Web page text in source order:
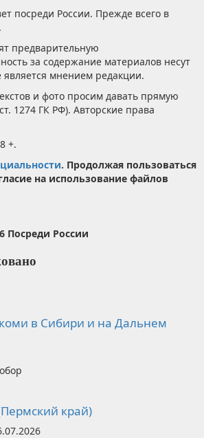
посреди России. Прежде всего в
предварительную
за содержание материалов несут
мнением редакции.
и фото просим давать прямую
1274 ГК РФ). Авторские права
+.
. Продолжая пользоваться
на использование файлов
Посреди России
в Сибири и на Дальнем
край)